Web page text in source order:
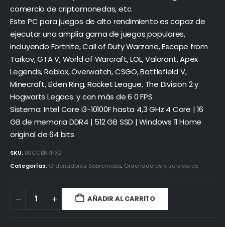
comercio de criptomonedas, etc.
Este PC para juegos de alto rendimiento es capaz de
ejecutar una amplia gama de juegos populares,
incluyendo Fortnite, Call of Duty Warzone, Escape from
Tarkov, GTA V, World of Warcraft, LOL, Valorant, Apex
Legends, Roblox, Overwatch, CSGO, Battlefield V,
Minecraft, Elden Ring, Rocket League, The Division 2 y
Hogwarts Legacs. y con más de 6 0 FPS
Sistema: Intel Core i3-10100F hasta 4,3 GHz 4 Core | 16
GB de memoria DDR4 | 512 GB SSD | Windows 11 Home
original de 64 bits
SKU: B0CCBN7HXZ
Categorías: Ordenadores Sobremesa, Ordenadores y servidores
AÑADIR AL CARRITO